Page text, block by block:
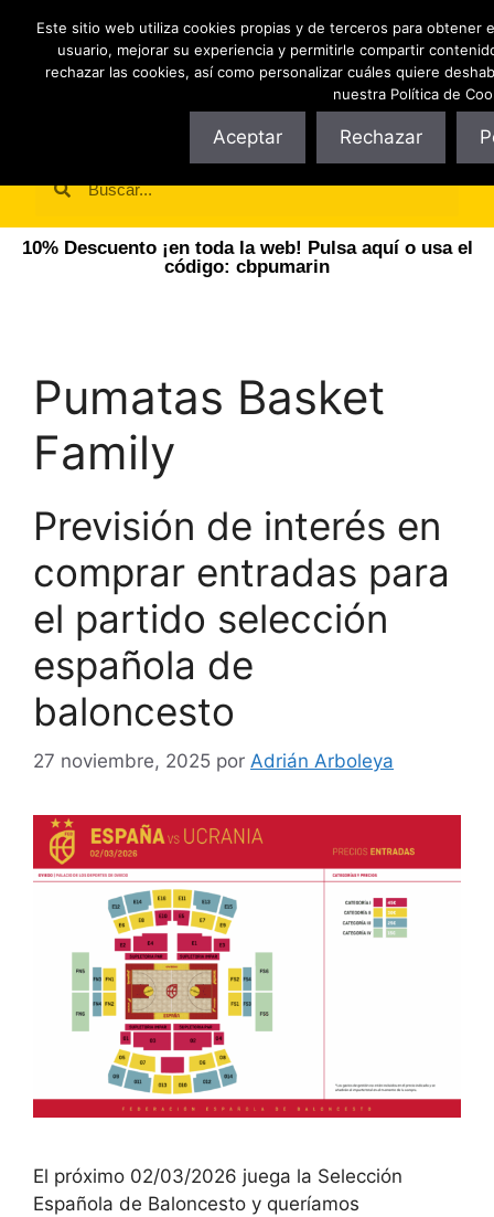
10% Descuento ¡en toda la web! Pulsa aquí o usa el
código: cbpumarin
Pumatas Basket
Family
Previsión de interés en
comprar entradas para
el partido selección
española de
baloncesto
27 noviembre, 2025 por Adrián Arboleya
El próximo 02/03/2026 juega la Selección
Española de Baloncesto y queríamos
Este sitio web utiliza cookies propias y de terceros para obtener
usuario, mejorar su experiencia y permitirle compartir
rechazar las cookies, así como personalizar cuáles quiere
nuestra Política de
Aceptar Rechazar